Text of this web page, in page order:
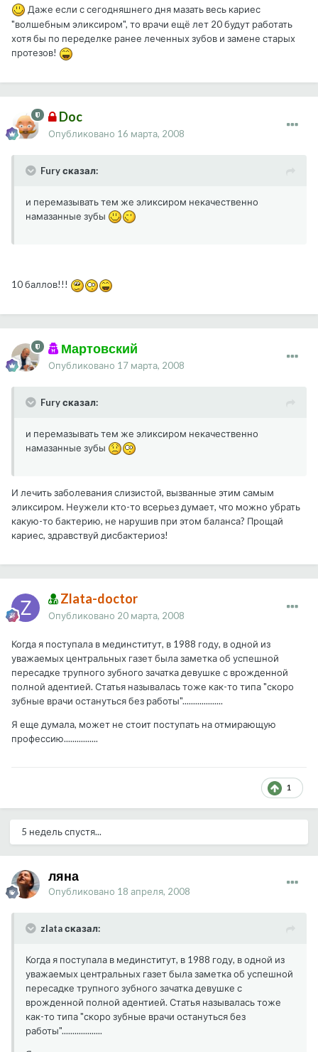
Даже если с сегодняшнего дня мазать весь кариес
"волшебным эликсиром", то врачи ещё лет 20 будут работать
хотя бы по переделке ранее леченных зубов и замене старых
протезов!
Doc
Опубликовано 16 марта, 2008
Fury сказал:
и перемазывать тем же эликсиром некачественно
намазанные зубы
10 баллов!!!
Мартовский
Опубликовано 17 марта, 2008
Fury сказал:
и перемазывать тем же эликсиром некачественно
намазанные зубы
И лечить заболевания слизистой, вызванные этим самым
эликсиром. Неужели кто-то всерьез думает, что можно убрать
какую-то бактерию, не нарушив при этом баланса? Прощай
кариес, здравствуй дисбактериоз!
Zlata-doctor
Опубликовано 20 марта, 2008
Когда я поступала в мединститут, в 1988 году, в одной из
уважаемых центральных газет была заметка об успешной
пересадке трупного зубного зачатка девушке с врожденной
полной адентией. Статья называлась тоже как-то типа "скоро
зубные врачи остануться без работы"...................
Я еще думала, может не стоит поступать на отмирающую
профессию................
1
5 недель спустя...
ляна
Опубликовано 18 апреля, 2008
zlata сказал:
Когда я поступала в мединститут, в 1988 году, в одной из
уважаемых центральных газет была заметка об успешной
пересадке трупного зубного зачатка девушке с
врожденной полной адентией. Статья называлась тоже
как-то типа "скоро зубные врачи остануться без
работы"...................